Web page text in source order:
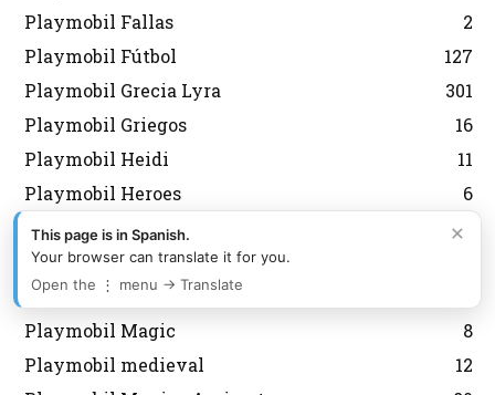
Playmobil Fallas
2
Playmobil Fútbol
127
Playmobil Grecia Lyra
301
Playmobil Griegos
16
Playmobil Heidi
11
Playmobil Heroes
6
Playmobil History
7
Playmobil Japon
Playmobil Korea
Playmobil Magic
8
Playmobil medieval
12
×
This page is in Spanish.
Your browser can translate it for you.
Open the ⋮ menu → Translate